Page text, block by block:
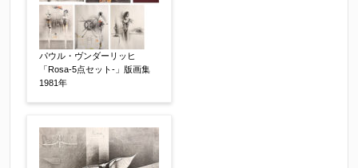
パウル・ヴンダーリッヒ
「Rosa-5点セット-」版画集
1981年